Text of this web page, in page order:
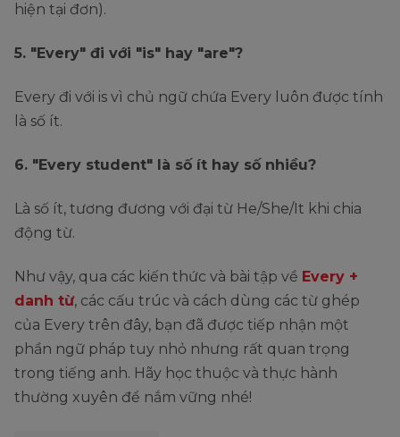
hiện tại đơn).
5. "Every" đi với "is" hay "are"?
Every đi với is vì chủ ngữ chứa Every luôn được tính
là số ít.
6. "Every student" là số ít hay số nhiều?
Là số ít, tương đương với đại từ He/She/It khi chia
động từ.
Như vậy, qua các kiến thức và bài tập về Every +
danh từ, các cấu trúc và cách dùng các từ ghép
của Every trên đây, bạn đã được tiếp nhận một
phần ngữ pháp tuy nhỏ nhưng rất quan trọng
trong tiếng anh. Hãy học thuộc và thực hành
thường xuyên để nắm vững nhé!